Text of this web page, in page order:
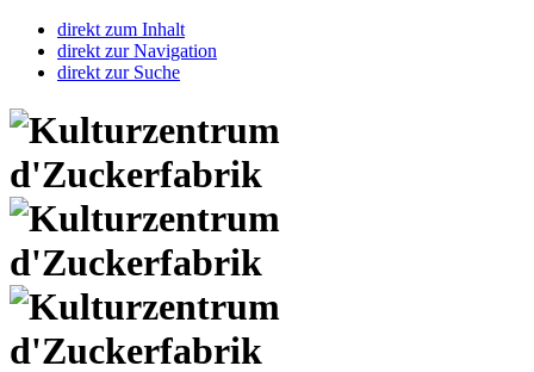
direkt zum Inhalt
direkt zur Navigation
direkt zur Suche